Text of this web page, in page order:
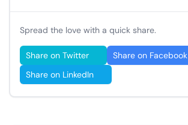
Spread the love with a quick share.
Share on Twitter
Share on Facebook
Share on LinkedIn